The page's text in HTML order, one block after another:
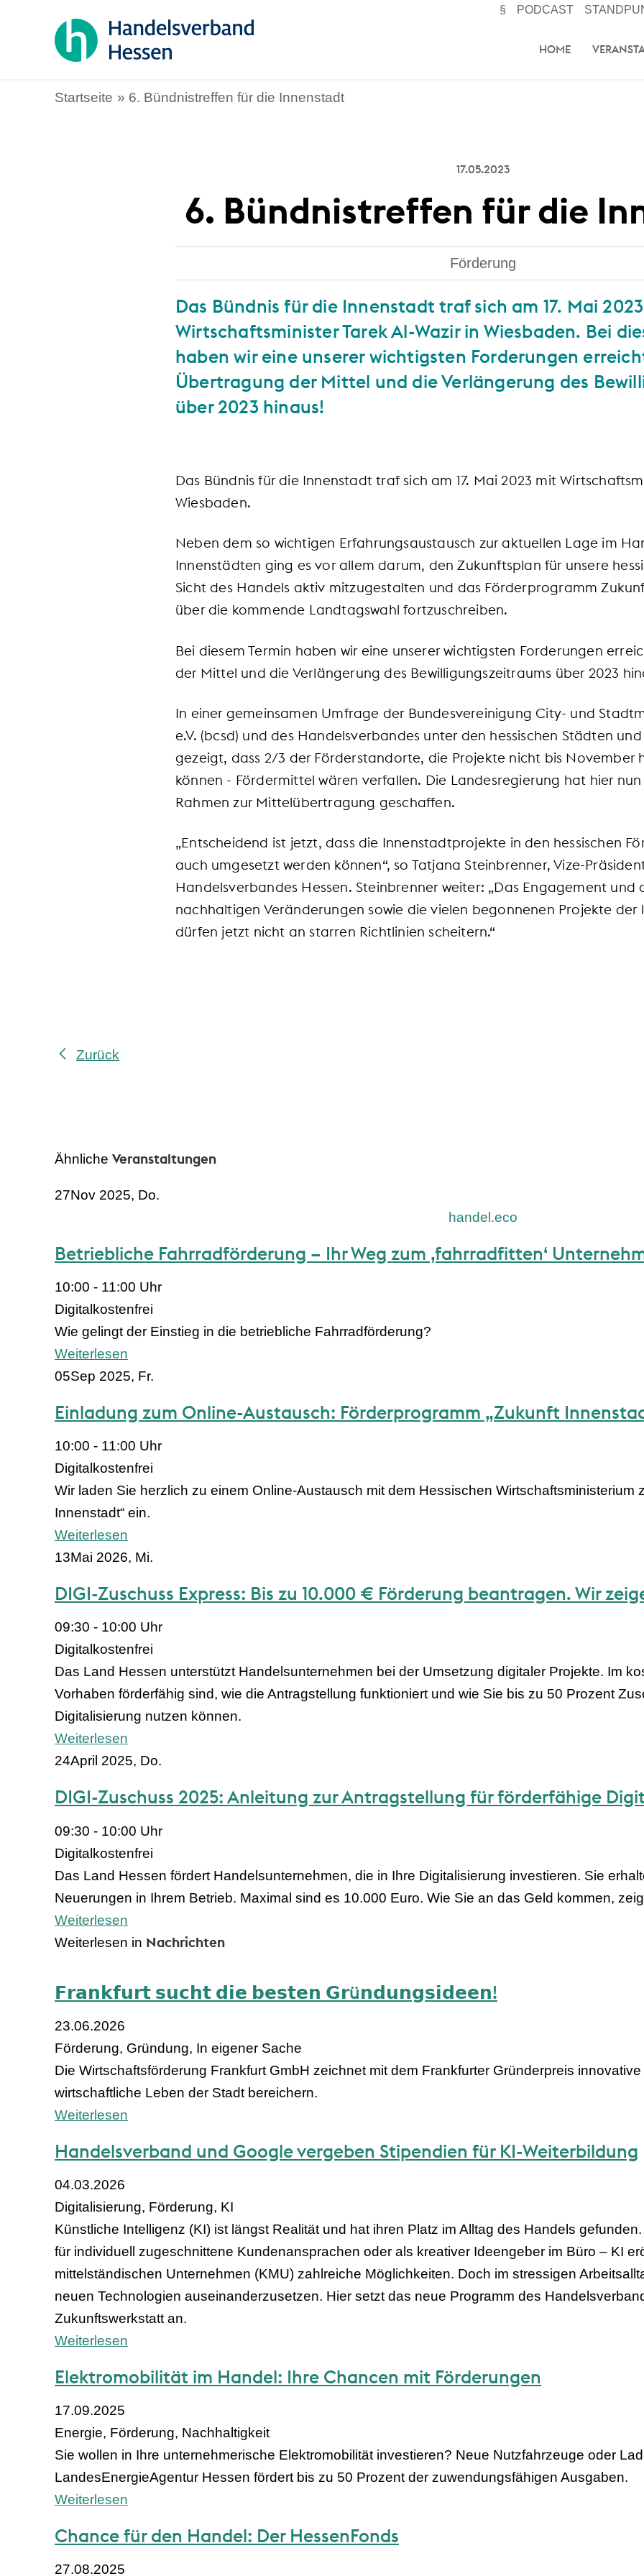
§ PODCAST
HOME
Startseite 6. Bündnistreffen für die Innenstadt
17.05.2023
6. Bündnistreffen für die
Förderung
Das Bündnis für die Innenstadt traf sich am 17. Mai
Wirtschaftsminister Tarek Al-Wazir in Wiesbaden. Bei
haben wir eine unserer wichtigsten Forderungen
Übertragung der Mittel und die Verlängerung des
über 2023 hinaus!
Das Bündnis für die Innenstadt traf sich am 17. Mai 2023 mit
Wiesbaden.
Neben dem so wichtigen Erfahrungsaustausch zur aktuellen Lage im
Innenstädten ging es vor allem darum, den Zukunftsplan für unsere
Sicht des Handels aktiv mitzugestalten und das Förderprogramm
über die kommende Landtagswahl fortzuschreiben.
Bei diesem Termin haben wir eine unserer wichtigsten Forderungen
der Mittel und die Verlängerung des Bewilligungszeitraums über 2023
In einer gemeinsamen Umfrage der Bundesvereinigung City- und
e.V. (bcsd) und des Handelsverbandes unter den hessischen Städten
gezeigt, dass 2/3 der Förderstandorte, die Projekte nicht bis November
können - Fördermittel wären verfallen. Die Landesregierung hat hier
Rahmen zur Mittelübertragung geschaffen.
„Entscheidend ist jetzt, dass die Innenstadtprojekte in den hessischen
auch umgesetzt werden können“, so Tatjana Steinbrenner, Vize-
Handelsverbandes Hessen. Steinbrenner weiter: „Das Engagement und
nachhaltigen Veränderungen sowie die vielen begonnenen Projekte der
dürfen jetzt nicht an starren Richtlinien scheitern.“
Zurück
Ähnliche Veranstaltungen
27Nov 2025, Do.
handel.eco
Betriebliche Fahrradförderung – Ihr Weg zum ‚fahrradfitten‘
10:00 - 11:00 Uhr
Digital kostenfrei
Wie gelingt der Einstieg in die betriebliche Fahrradförderung?
Weiterlesen
05Sep 2025, Fr.
Einladung zum Online-Austausch: Förderprogramm „Zukunft
10:00 - 11:00 Uhr
Digital kostenfrei
Wir laden Sie herzlich zu einem Online-Austausch mit dem Hessischen Wirtschaftsministerium
Innenstadt“ ein.
Weiterlesen
13Mai 2026, Mi.
DIGI-Zuschuss Express: Bis zu 10.000 € Förderung beantragen. Wir
09:30 - 10:00 Uhr
Digital kostenfrei
Das Land Hessen unterstützt Handelsunternehmen bei der Umsetzung digitaler Projekte. Im
Vorhaben förderfähig sind, wie die Antragstellung funktioniert und wie Sie bis zu 50 Prozent
Digitalisierung nutzen können.
Weiterlesen
24April 2025, Do.
DIGI-Zuschuss 2025: Anleitung zur Antragstellung für förderfähige
09:30 - 10:00 Uhr
Digitalkostenfrei
Das Land Hessen fördert Handelsunternehmen, die in Ihre Digitalisierung investieren. Sie
Neuerungen in Ihrem Betrieb. Maximal sind es 10.000 Euro. Wie Sie an das Geld kommen,
Weiterlesen
Weiterlesen in Nachrichten
𝗙𝗿𝗮𝗻𝗸𝗳𝘂𝗿𝘁 𝘀𝘂𝗰𝗵𝘁 𝗱𝗶𝗲 𝗯𝗲𝘀𝘁𝗲𝗻 𝗚𝗿ü𝗻𝗱𝘂𝗻𝗴𝘀𝗶𝗱𝗲𝗲𝗻!
23.06.2026
Förderung, Gründung, In eigener Sache
Die Wirtschaftsförderung Frankfurt GmbH zeichnet mit dem Frankfurter Gründerpreis
wirtschaftliche Leben der Stadt bereichern.
Weiterlesen
Handelsverband und Google vergeben Stipendien für KI-Weiterbildung
04.03.2026
Digitalisierung, Förderung, KI
Künstliche Intelligenz (KI) ist längst Realität und hat ihren Platz im Alltag des Handels
für individuell zugeschnittene Kundenansprachen oder als kreativer Ideengeber im Büro – KI
mittelständischen Unternehmen (KMU) zahlreiche Möglichkeiten. Doch im stressigen
neuen Technologien auseinanderzusetzen. Hier setzt das neue Programm des
Zukunftswerkstatt an.
Weiterlesen
Elektromobilität im Handel: Ihre Chancen mit Förderungen
17.09.2025
Energie, Förderung, Nachhaltigkeit
Sie wollen in Ihre unternehmerische Elektromobilität investieren? Neue Nutzfahrzeuge oder
LandesEnergieAgentur Hessen fördert bis zu 50 Prozent der zuwendungsfähigen Ausgaben.
Weiterlesen
Chance für den Handel: Der HessenFonds
27.08.2025